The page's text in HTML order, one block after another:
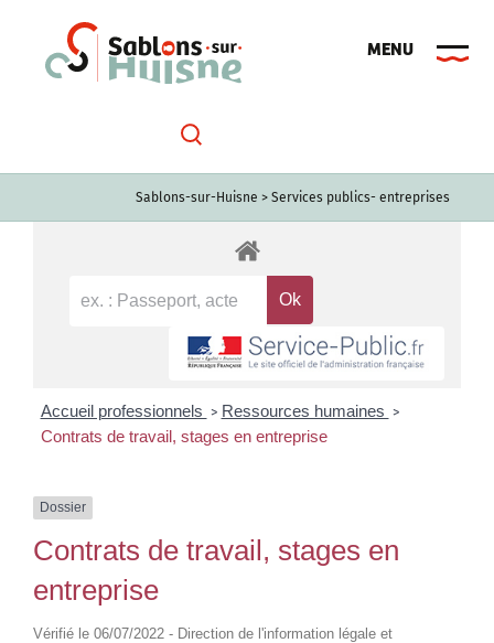
Sablons-sur-Huisne > Services publics- entreprises
Accueil professionnels > Ressources humaines >
Contrats de travail, stages en entreprise
Dossier
Contrats de travail, stages en
entreprise
Vérifié le 06/07/2022 - Direction de l'information légale et